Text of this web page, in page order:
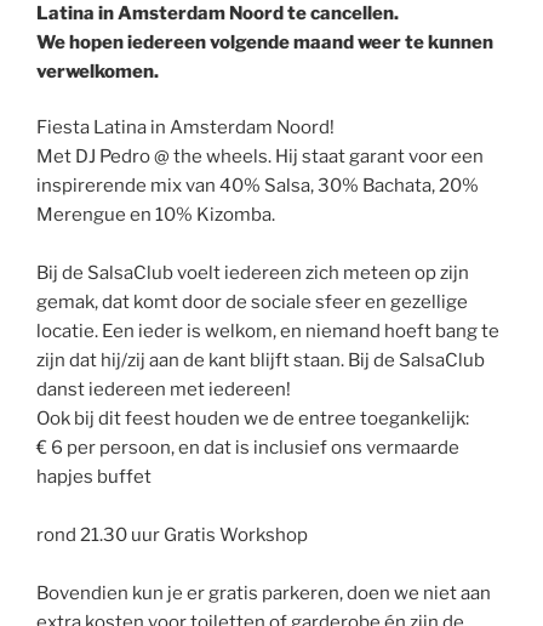
Latina in Amsterdam Noord te cancellen.
We hopen iedereen volgende maand weer te kunnen
verwelkomen.
Fiesta Latina in Amsterdam Noord!
Met DJ Pedro @ the wheels. Hij staat garant voor een
inspirerende mix van 40% Salsa, 30% Bachata, 20%
Merengue en 10% Kizomba.
Bij de SalsaClub voelt iedereen zich meteen op zijn
gemak, dat komt door de sociale sfeer en gezellige
locatie. Een ieder is welkom, en niemand hoeft bang te
zijn dat hij/zij aan de kant blijft staan. Bij de SalsaClub
danst iedereen met iedereen!
Ook bij dit feest houden we de entree toegankelijk:
€ 6 per persoon, en dat is inclusief ons vermaarde
hapjes buffet
rond 21.30 uur Gratis Workshop
Bovendien kun je er gratis parkeren, doen we niet aan